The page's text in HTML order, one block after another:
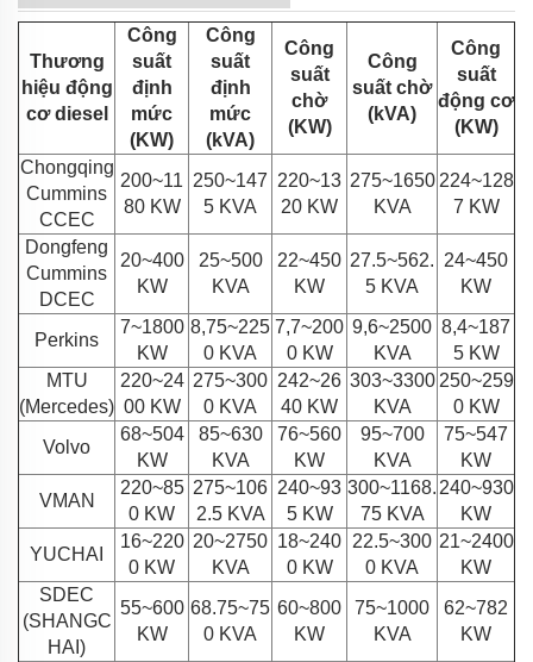
Thương
hiệu động
cơ diesel
Công
suất
định
mức
(KW)
Công
suất
định
mức
(kVA)
Công
suất
chờ
(KW)
Công
suất chờ
(kVA)
Công
suất
động cơ
(KW)
Chongqing
Cummins
CCEC
200~11
80 KW
250~147
5 KVA
220~13
20 KW
275~1650
KVA
224~128
7 KW
Dongfeng
Cummins
DCEC
20~400
KW
25~500
KVA
22~450
KW
27.5~562.
5 KVA
24~450
KW
Perkins
7~1800
KW
8,75~225
0 KVA
7,7~200
0 KW
9,6~2500
KVA
8,4~187
5 KW
MTU
(Mercedes)
220~24
00 KW
275~300
0 KVA
242~26
40 KW
303~3300
KVA
250~259
0 KW
Volvo
68~504
KW
85~630
KVA
76~560
KW
95~700
KVA
75~547
KW
VMAN
220~85
0 KW
275~106
2.5 KVA
240~93
5 KW
300~1168.
75 KVA
240~930
KW
YUCHAI
16~220
0 KW
20~2750
KVA
18~240
0 KW
22.5~300
0 KVA
21~2400
KW
SDEC
(SHANGC
HAI)
55~600
KW
68.75~75
0 KVA
60~800
KW
75~1000
KVA
62~782
KW